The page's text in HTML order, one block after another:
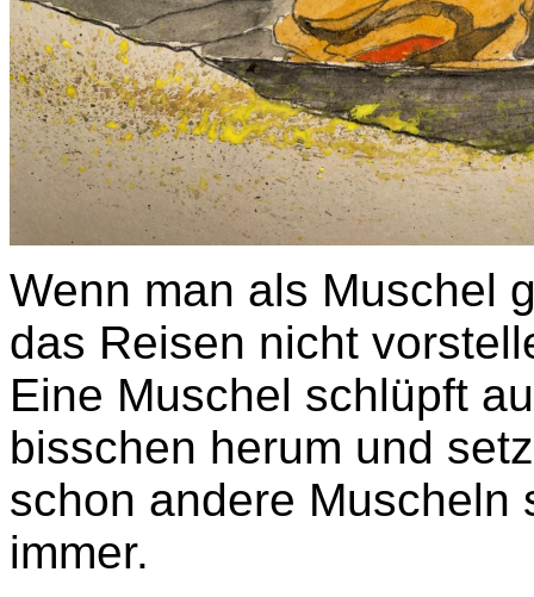
Wenn man als Muschel
das Reisen nicht
Eine Muschel schlüpft
bisschen herum und
schon andere Muscheln
immer.